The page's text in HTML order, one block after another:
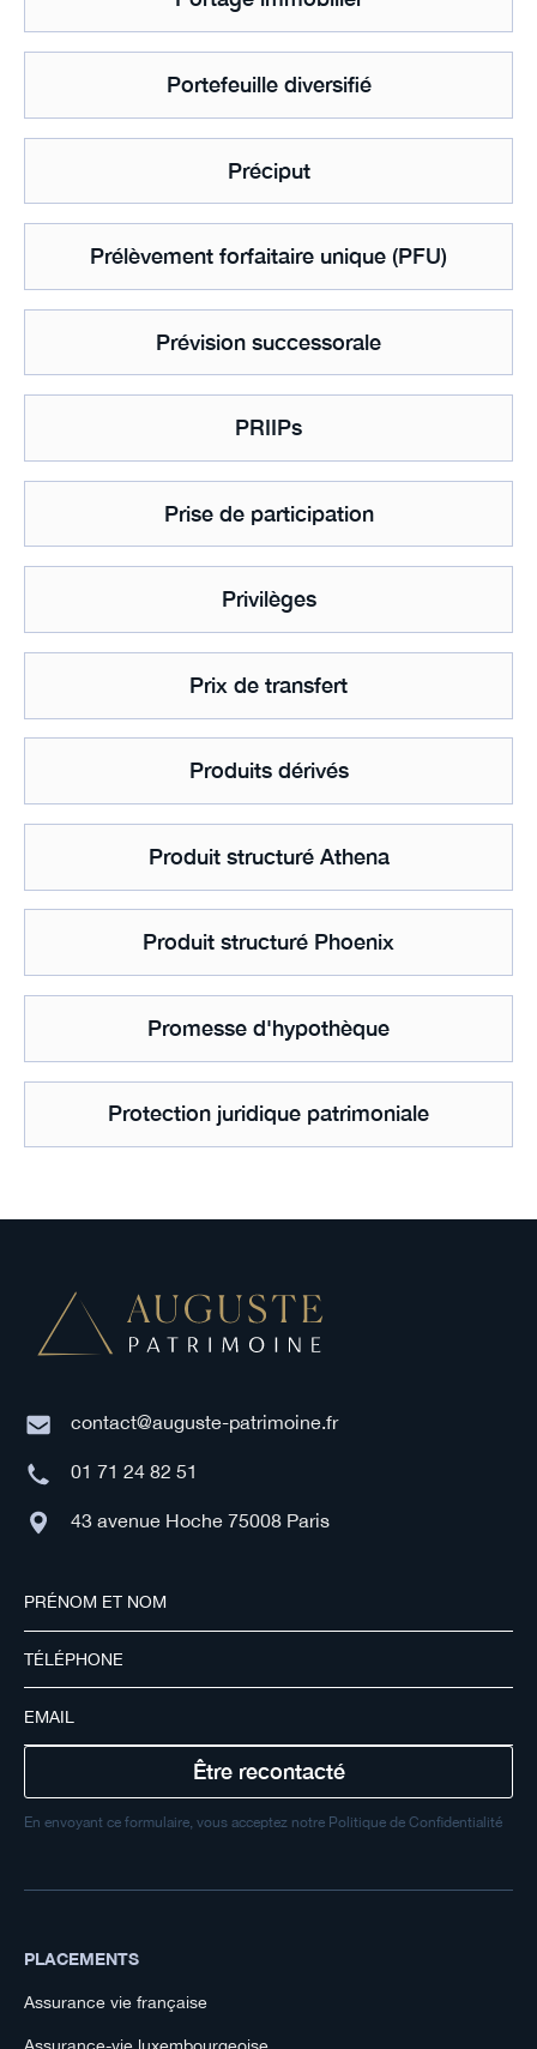
Portefeuille diversifié
Préciput
Prélèvement forfaitaire unique (PFU)
Prévision successorale
PRIIPs
Prise de participation
Privilèges
Prix de transfert
Produits dérivés
Produit structuré Athena
Produit structuré Phoenix
Promesse d'hypothèque
Protection juridique patrimoniale
contact@auguste-patrimoine.fr
01 71 24 82 51
43 avenue Hoche 75008 Paris
En envoyant ce formulaire, vous acceptez notre Politique de Confidentialité
PLACEMENTS
Assurance vie française